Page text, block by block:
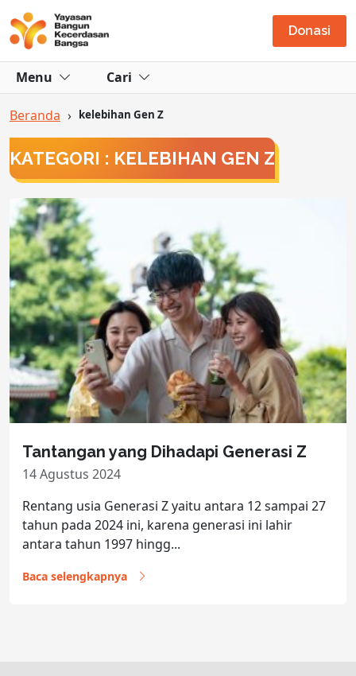
Donasi
Menu Cari
Beranda › kelebihan Gen Z
KATEGORI : KELEBIHAN GEN Z
Tantangan yang Dihadapi Generasi Z
14 Agustus 2024
Rentang usia Generasi Z yaitu antara 12 sampai 27
tahun pada 2024 ini, karena generasi ini lahir
antara tahun 1997 hingg...
Baca selengkapnya